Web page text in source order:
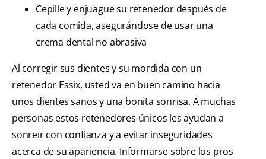
Cepille y enjuague su retenedor después de
cada comida, asegurándose de usar una
crema dental no abrasiva
Al corregir sus dientes y su mordida con un
retenedor Essix, usted va en buen camino hacia
unos dientes sanos y una bonita sonrisa. A muchas
personas estos retenedores únicos les ayudan a
sonreír con confianza y a evitar inseguridades
acerca de su apariencia. Informarse sobre los pros